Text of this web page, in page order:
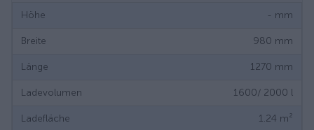
Höhe - mm
Breite 980 mm
Länge 1270 mm
Ladevolumen 1600/ 2000 l
Ladefläche 1.24 m²